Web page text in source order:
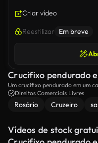
Criar vídeo
Reestilizar Em breve
Crucifixo pendurado
Um crucifixo pendurado em um
Direitos Comerciais Livres
Rosário Cruzeiro
Vídeos de stock